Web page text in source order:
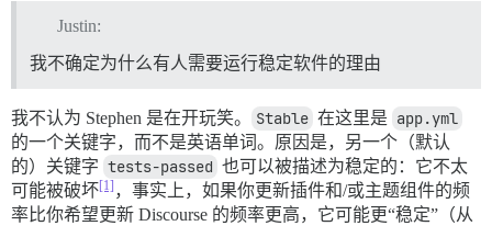
Justin:
我不确定为什么有人需要运行稳定软件的理由
我不认为 Stephen 是在开玩笑。 Stable 在这里是 app.yml
的一个关键字，而不是英语单词。原因是，另一个（默认
的）关键字 tests-passed 也可以被描述为稳定的：它不太
可能被破坏[1] ，事实上，如果你更新插件和/或主题组件的频
率比你希望更新 Discourse 的频率更高，它可能更“稳定”（从